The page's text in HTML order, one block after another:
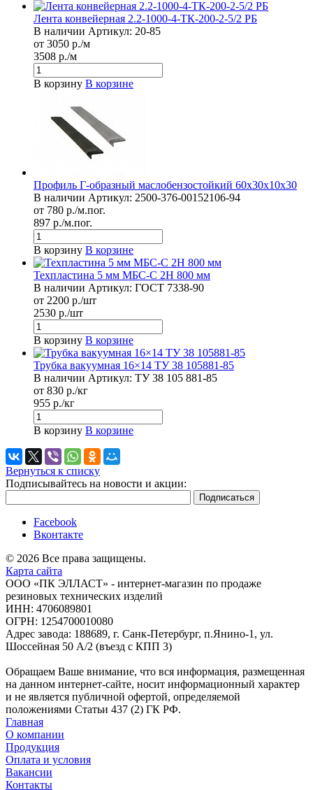
Лента конвейерная 2.2-1000-4-ТК-200-2-5/2 РБ
В наличии Артикул: 20-85
от 3050 р./м
3508 р./м
В корзину В корзине
Профиль Г-образный маслобензостойкий 60х30х10х30
В наличии Артикул: 2500-376-00152106-94
от 780 р./м.пог.
897 р./м.пог.
В корзину В корзине
Техпластина 5 мм МБС-С 2Н 800 мм
В наличии Артикул: ГОСТ 7338-90
от 2200 р./шт
2530 р./шт
В корзину В корзине
Трубка вакуумная 16×14 ТУ 38 105881-85
В наличии Артикул: ТУ 38 105 881-85
от 830 р./кг
955 р./кг
В корзину В корзине
Вернуться к списку
Подписывайтесь на новости и акции:
Facebook
Вконтакте
© 2026 Все права защищены.
Карта сайта
ООО «ПК ЭЛЛАСТ» - интернет-магазин по продаже
резиновых технических изделий
ИНН: 4706089801
ОГРН: 1254700010080
Адрес завода: 188689, г. Санк-Петербург, п.Янино-1, ул.
Шоссейная 50 А/2 (въезд с КПП 3)
Обращаем Ваше внимание, что вся информация, размещенная
на данном интернет-сайте, носит информационный характер
и не является публичной офертой, определяемой
положениями Статьи 437 (2) ГК РФ.
Главная
О компании
Продукция
Оплата и условия
Вакансии
Контакты